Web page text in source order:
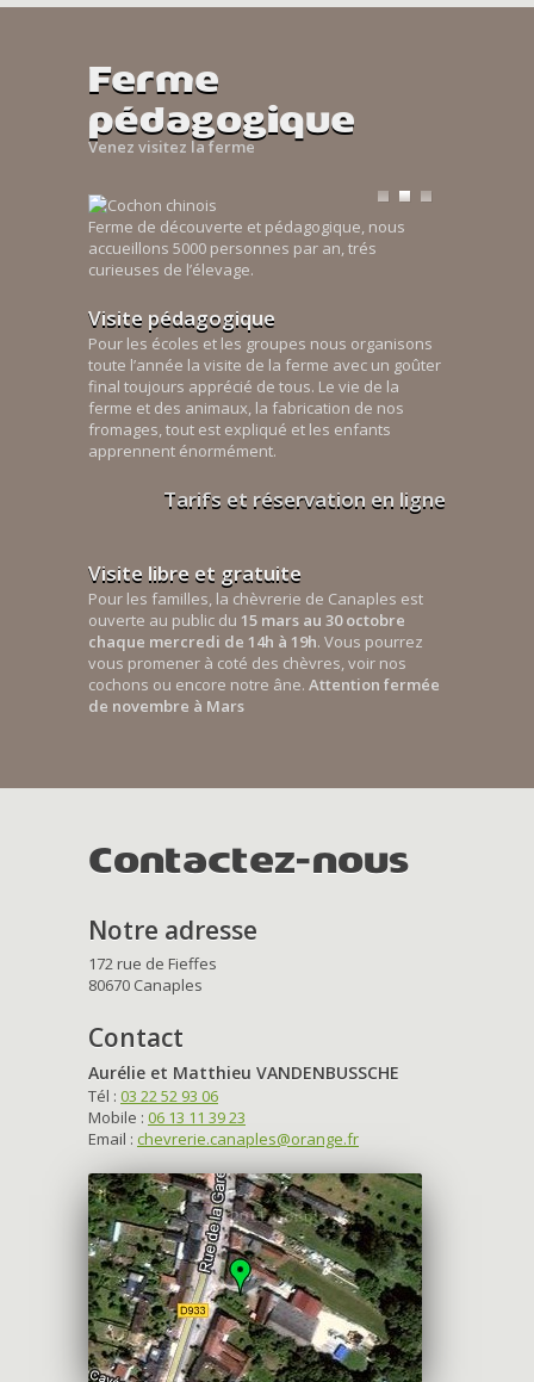
Ferme
pédagogique
Venez visitez la ferme
Ferme de découverte et pédagogique, nous
accueillons 5000 personnes par an, trés
curieuses de l’élevage.
Visite pédagogique
Pour les écoles et les groupes nous organisons
toute l’année la visite de la ferme avec un goûter
final toujours apprécié de tous. Le vie de la
ferme et des animaux, la fabrication de nos
fromages, tout est expliqué et les enfants
apprennent énormément.
Tarifs et réservation en ligne
Visite libre et gratuite
Pour les familles, la chèvrerie de Canaples est
ouverte au public du 15 mars au 30 octobre
chaque mercredi de 14h à 19h. Vous pourrez
vous promener à coté des chèvres, voir nos
cochons ou encore notre âne. Attention fermée
de novembre à Mars
Contactez-nous
Notre adresse
172 rue de Fieffes
80670 Canaples
Contact
Aurélie et Matthieu VANDENBUSSCHE
Tél : 03 22 52 93 06
Mobile : 06 13 11 39 23
Email : chevrerie.canaples@orange.fr